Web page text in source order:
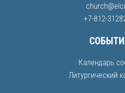
+7-812-
· Календарь
· Литургический